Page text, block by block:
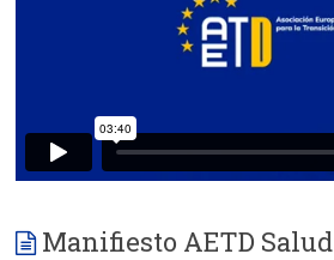
Manifiesto AETD Salud